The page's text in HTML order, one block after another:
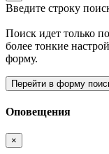
Введите строку
Поиск идет только
более тонкие
форму.
Перейти в форму
Оповещения
×